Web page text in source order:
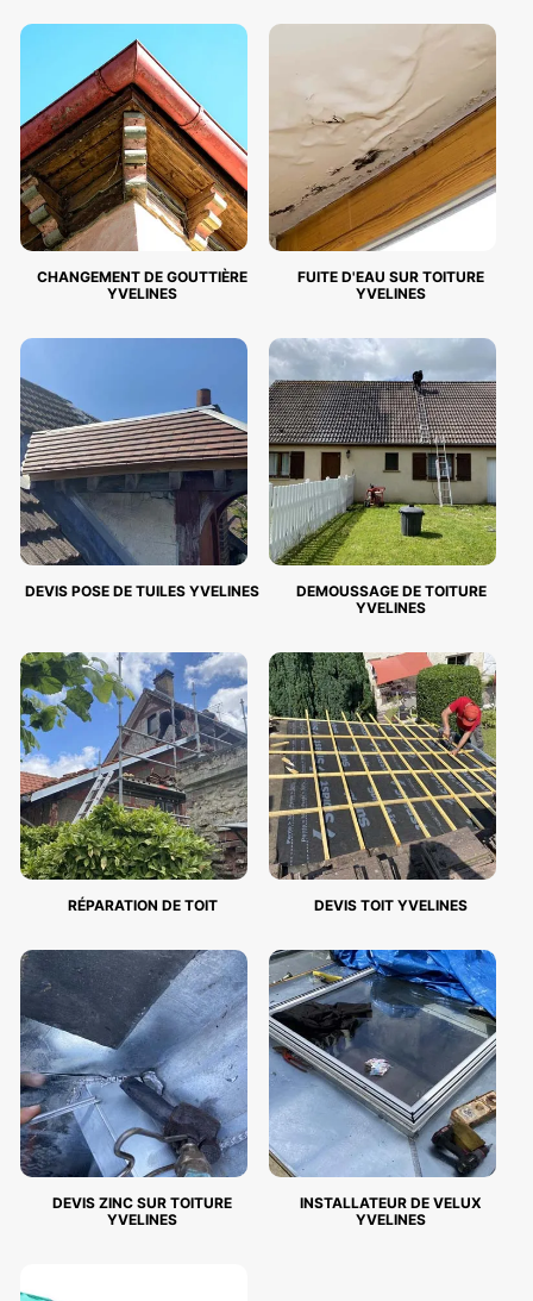
CHANGEMENT DE GOUTTIÈRE
YVELINES
FUITE D'EAU SUR TOITURE
YVELINES
DEVIS POSE DE TUILES YVELINES
DEMOUSSAGE DE TOITURE
YVELINES
RÉPARATION DE TOIT DEVIS TOIT YVELINES
DEVIS ZINC SUR TOITURE
YVELINES
INSTALLATEUR DE VELUX
YVELINES